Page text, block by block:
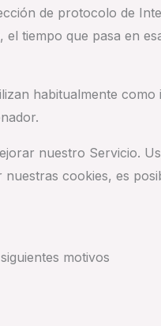
de protocolo de
tiempo que pasa en
habitualmente
nuestro Servicio.
cookies, es
motivos